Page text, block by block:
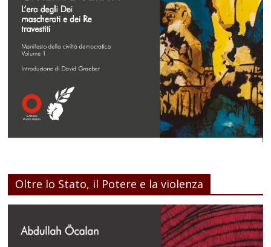
Oltre lo Stato, il Potere e la violenza